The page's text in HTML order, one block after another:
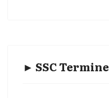
► SSC Termine